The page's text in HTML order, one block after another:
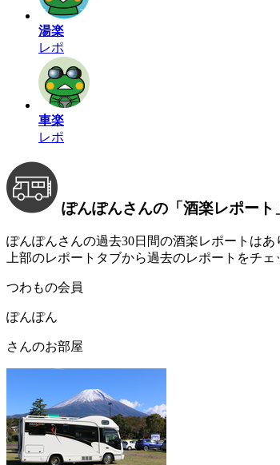
湯楽
レポ
車楽
レポ
ぽんぽんさんの 「酒楽レポート
ぽんぽんさんの過去30日間の酒楽レポートはあ
上部のレポートタブから過去のレポートをチェ
つわもの会員
ぽんぽん
さんのお部屋